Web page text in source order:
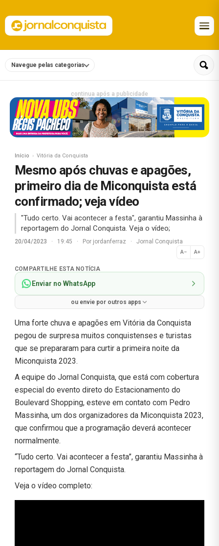
Navegue pelas categorias
continua após a publicidade
Início Vitória da Conquista
Mesmo após chuvas e apagões,
primeiro dia de Miconquista está
confirmado; veja vídeo
"Tudo certo. Vai acontecer a festa", garantiu Massinha à
reportagem do Jornal Conquista. Veja o vídeo;
20/04/2023 · 19:45 · Por jordanferraz · Jornal Conquista
A− A+
Normal
COMPARTILHE ESTA NOTÍCIA
Enviar no WhatsApp
ou envie por outros apps
Uma forte chuva e apagões em Vitória da Conquista
pegou de surpresa muitos conquistenses e turistas
que se prepararam para curtir a primeira noite da
Miconquista 2023.
A equipe do Jornal Conquista, que está com cobertura
especial do evento direto do Estacionamento do
Boulevard Shopping, esteve em contato com Pedro
Massinha, um dos organizadores da Miconquista 2023,
que confirmou que a programação deverá acontecer
normalmente.
“Tudo certo. Vai acontecer a festa”, garantiu Massinha à
reportagem do Jornal Conquista.
Veja o vídeo completo: